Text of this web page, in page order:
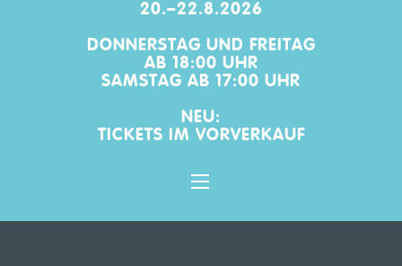
20.–22.8.2026
DONNERSTAG UND FREITAG
AB 18:00 UHR
SAMSTAG AB 17:00 UHR
NEU:
TICKETS IM VORVERKAUF